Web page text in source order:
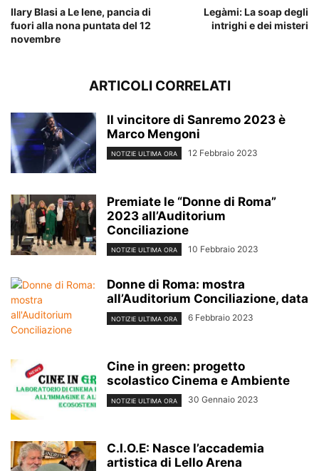
Ilary Blasi a Le Iene, pancia di
fuori alla nona puntata del 12
novembre
Legàmi: La soap degli
intrighi e dei misteri
ARTICOLI CORRELATI
Il vincitore di Sanremo 2023 è
Marco Mengoni
NOTIZIE ULTIMA ORA 12 Febbraio 2023
Premiate le “Donne di Roma”
2023 all’Auditorium
Conciliazione
NOTIZIE ULTIMA ORA 10 Febbraio 2023
Donne di Roma: mostra
all’Auditorium Conciliazione, data
NOTIZIE ULTIMA ORA 6 Febbraio 2023
Cine in green: progetto
scolastico Cinema e Ambiente
NOTIZIE ULTIMA ORA 30 Gennaio 2023
C.I.O.E: Nasce l’accademia
artistica di Lello Arena